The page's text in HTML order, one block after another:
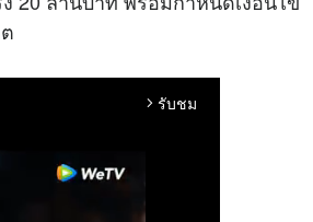
arrow_forward_ios รับชม